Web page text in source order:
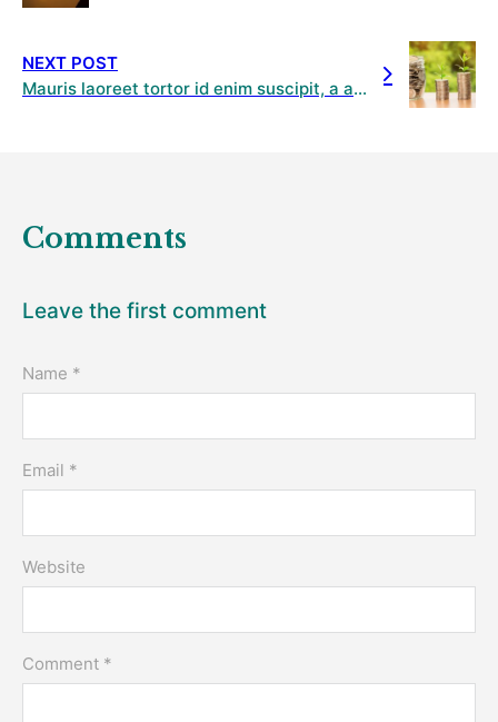
NEXT POST
Mauris laoreet tortor id enim suscipit, a aliquet purus gravida. Nam lacinia et massa a varius
Comments
Leave the first comment
Name *
Email *
Website
Comment *